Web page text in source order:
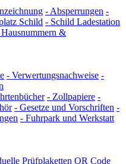
- Absperrungen -
Schild - Schild Ladestation
Hausnummern &
- Verwertungsnachweise -
- Zollpapiere -
- Gesetze und Vorschriften -
- Fuhrpark und Werkstatt
Prüfplaketten QR Code